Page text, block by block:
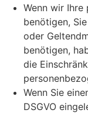
Wenn wir Ihre
benötigen,
oder
benötigen,
die
Wenn Sie
DSGVO